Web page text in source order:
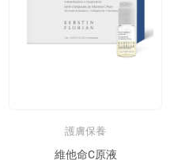
護膚保養
維他命C原液